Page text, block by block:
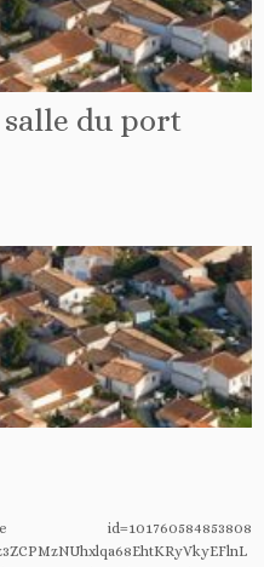
du port
id=101760584853808